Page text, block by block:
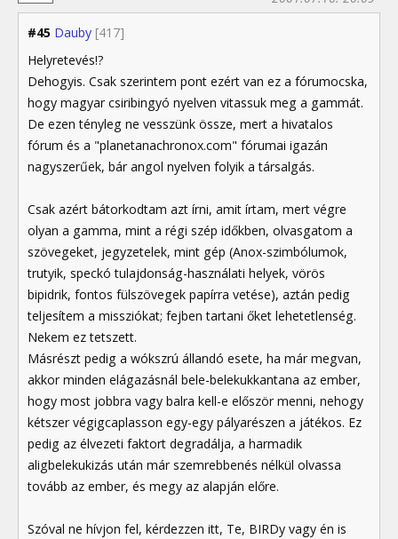
#45 Dauby [417]
Helyretevés!?
Dehogyis. Csak szerintem pont ezért van ez a fórumocska,
hogy magyar csiribingyó nyelven vitassuk meg a gammát.
De ezen tényleg ne vesszünk össze, mert a hivatalos
fórum és a "planetanachronox.com" fórumai igazán
nagyszerűek, bár angol nyelven folyik a társalgás.
Csak azért bátorkodtam azt írni, amit írtam, mert végre
olyan a gamma, mint a régi szép időkben, olvasgatom a
szövegeket, jegyzetelek, mint gép (Anox-szimbólumok,
trutyik, speckó tulajdonság-használati helyek, vörös
bipidrik, fontos fülszövegek papírra vetése), aztán pedig
teljesítem a missziókat; fejben tartani őket lehetetlenség.
Nekem ez tetszett.
Másrészt pedig a wókszrú állandó esete, ha már megvan,
akkor minden elágazásnál bele-belekukkantana az ember,
hogy most jobbra vagy balra kell-e először menni, nehogy
kétszer végigcaplasson egy-egy pályarészen a játékos. Ez
pedig az élvezeti faktort degradálja, a harmadik
aligbelekukizás után már szemrebbenés nélkül olvassa
tovább az ember, és megy az alapján előre.
Szóval ne hívjon fel, kérdezzen itt, Te, BIRDy vagy én is